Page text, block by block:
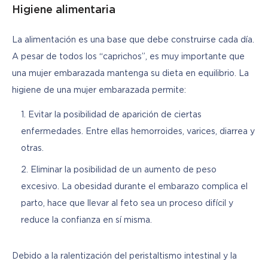
Higiene alimentaria
La alimentación es una base que debe construirse cada día.
A pesar de todos los “caprichos”, es muy importante que
una mujer embarazada mantenga su dieta en equilibrio. La
higiene de una mujer embarazada permite:
Evitar la posibilidad de aparición de ciertas
enfermedades. Entre ellas hemorroides, varices, diarrea y
otras.
Eliminar la posibilidad de un aumento de peso
excesivo. La obesidad durante el embarazo complica el
parto, hace que llevar al feto sea un proceso difícil y
reduce la confianza en sí misma.
Debido a la ralentización del peristaltismo intestinal y la